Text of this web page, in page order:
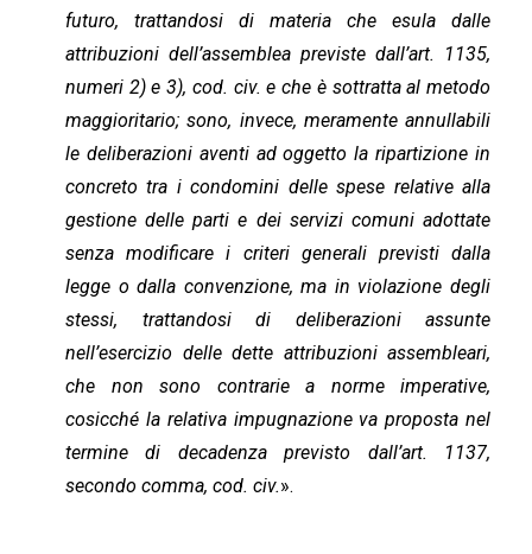
futuro, trattandosi di materia che esula dalle
attribuzioni dell’assemblea previste dall’art. 1135,
numeri 2) e 3), cod. civ. e che è sottratta al metodo
maggioritario; sono, invece, meramente annullabili
le deliberazioni aventi ad oggetto la ripartizione in
concreto tra i condomini delle spese relative alla
gestione delle parti e dei servizi comuni adottate
senza modificare i criteri generali previsti dalla
legge o dalla convenzione, ma in violazione degli
stessi, trattandosi di deliberazioni assunte
nell’esercizio delle dette attribuzioni assembleari,
che non sono contrarie a norme imperative,
cosicché la relativa impugnazione va proposta nel
termine di decadenza previsto dall’art. 1137,
secondo comma, cod. civ.».